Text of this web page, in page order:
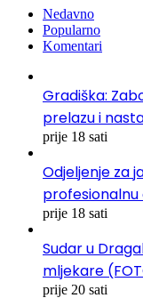
Nedavno
Popularno
Komentari
Gradiška:
prelazu i
prije 18 sati
Odjeljenje za
profesionalnu
prije 18 sati
Sudar u
mljekare
prije 20 sati